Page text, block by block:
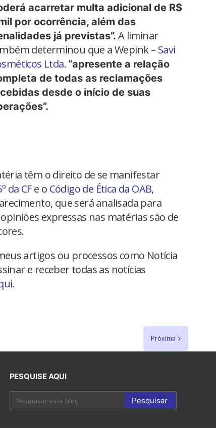
acarretar multa adicional de R$
por ocorrência, além das
já previstas”. A liminar
determinou que a Wepink – Savi
Ltda. “apresente a relação
de todas as reclamações
desde o início de suas
têm o direito de se manifestar
da CFe o Código de Ética da OAB,
que será analisada para
expressas nas matérias são de
artigos ou processos como Notícia
e receber todas as notícias
Próxima
PESQUISE AQUI